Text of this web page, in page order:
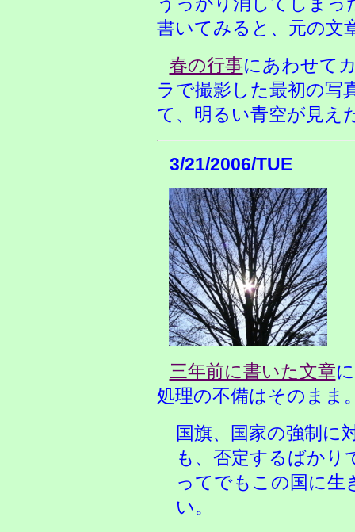
書いてみると、元の文
春の行事にあわせて
ラで撮影した最初の写
て、明るい青空が見え
3/21/2006/TUE
三年前に書いた文章
処理の不備はそのまま
国旗、国家の強制に
も、否定するばかり
ってでもこの国に生
い。